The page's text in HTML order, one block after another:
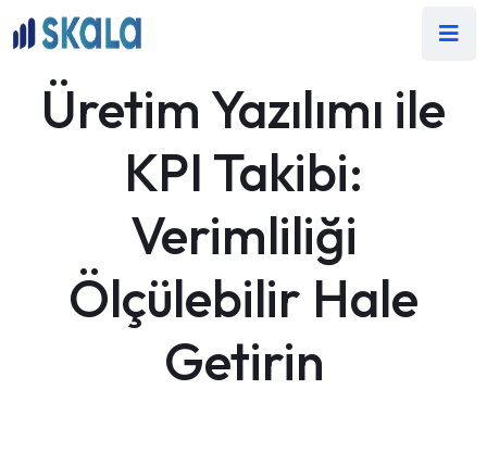
Üretim Yazılımı ile
KPI Takibi:
Verimliliği
Ölçülebilir Hale
Getirin